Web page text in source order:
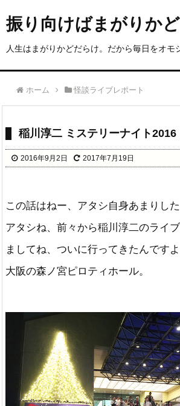
振り向けばまがりかど
人生はまがりかどだらけ。だから毎日をオモ
ホーム 怪談ライブレポート
稲川淳二 ミステリーナイト2016
2016年9月2日 2017年7月19日
この話はねー、アタシ自身あまりした
アタシね、前々から稲川淳二のライ
ましてね、ついに行ってきたんですよ
大阪の森ノ宮ピロティホール。